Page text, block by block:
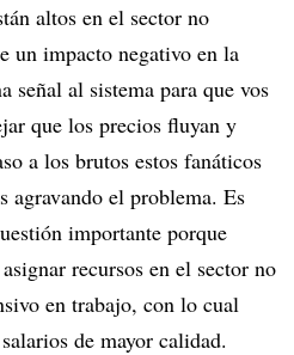
altos en el sector no
un impacto negativo en la
señal al sistema para que vos
que los precios fluyan y
a los brutos estos fanáticos
agravando el problema. Es
importante porque
recursos en el sector no
en trabajo, con lo cual
de mayor calidad.